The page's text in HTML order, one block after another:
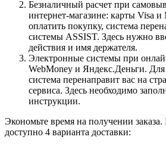
Безналичный расчет при
интернет-магазине: карты Visa
оплатить покупку, система
системы ASSIST. Здесь нужно
действия и имя держателя.
Электронные системы при
WebMoney и Яндекс.Деньги.
система перенаправит вас на
сервиса. Здесь необходимо
инструкции.
Экономьте время на получении
доступно 4 варианта доставки: